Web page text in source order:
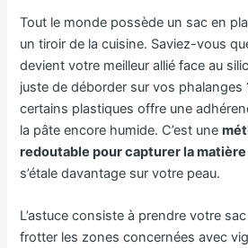
Tout le monde possède un sac en
un tiroir de la cuisine. Saviez-vous
devient votre meilleur allié face au
juste de déborder sur vos phalanges
certains plastiques offre une
la pâte encore humide. C’est une
redoutable pour capturer la matière
s’étale davantage sur votre peau.
L’astuce consiste à prendre votre
frotter les zones concernées avec